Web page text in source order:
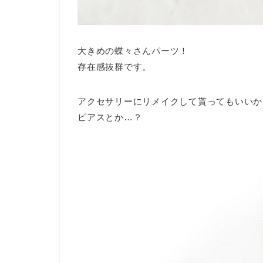
大きめの蝶々さんパーツ！
存在感抜群です。
アクセサリーにリメイクして貰ってもいい
ピアスとか…？